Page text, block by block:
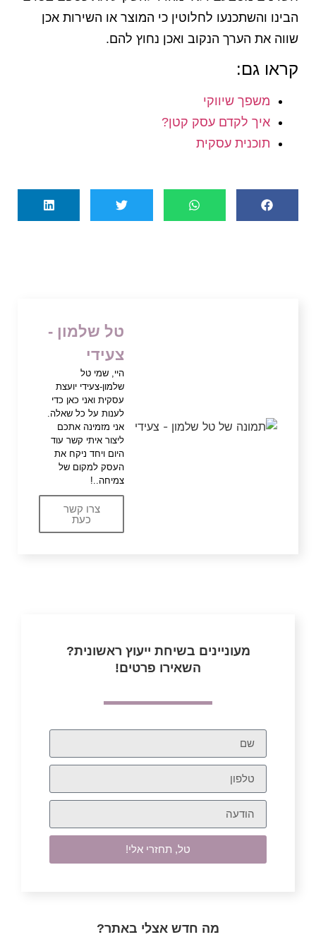
הבינו והשתכנעו לחלוטין כי המוצר או השירות אכן
שווה את הערך הנקוב ואכן נחוץ להם.
קראו גם:
משפך שיווקי
איך לקדם עסק קטן?
תוכנית עסקית
טל שלמון -
צעידי
היי, שמי טל
שלמון-צעידי יועצת
עסקית ואני כאן כדי
לענות על כל שאלה.
אני מזמינה אתכם
ליצור איתי קשר עוד
היום ויחד ניקח את
העסק למקום של
צמיחה..!
צרו קשר
כעת
מעוניינים בשיחת ייעוץ ראשונית?
השאירו פרטים!
טל, תחזרי אלי!
מה חדש אצלי באתר?